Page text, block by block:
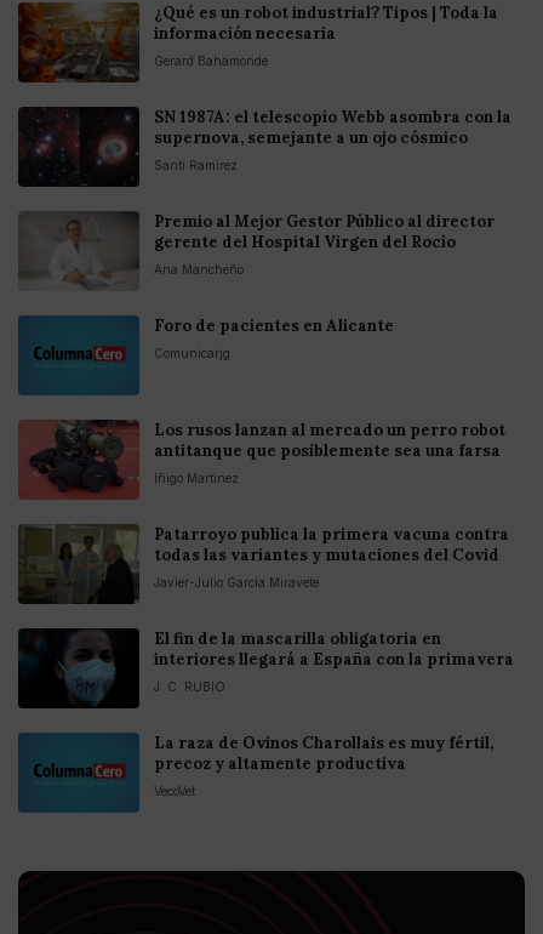
¿Qué es un robot industrial? Tipos | Toda la
información necesaria
Gerard Bahamonde
SN 1987A: el telescopio Webb asombra con la
supernova, semejante a un ojo cósmico
Santi Ramirez
Premio al Mejor Gestor Público al director
gerente del Hospital Virgen del Rocío
Ana Mancheño
Foro de pacientes en Alicante
Comunicarjg
Los rusos lanzan al mercado un perro robot
antitanque que posiblemente sea una farsa
Iñigo Martinez
Patarroyo publica la primera vacuna contra
todas las variantes y mutaciones del Covid
Javier-Julio García Miravete
El fin de la mascarilla obligatoria en
interiores llegará a España con la primavera
J. C. RUBIO
La raza de Ovinos Charollais es muy fértil,
precoz y altamente productiva
VecoVet